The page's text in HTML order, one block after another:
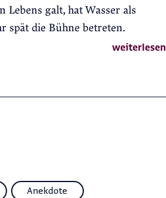
Lebens galt, hat Wasser als
spät die Bühne betreten.
weiterlesen
Anekdote